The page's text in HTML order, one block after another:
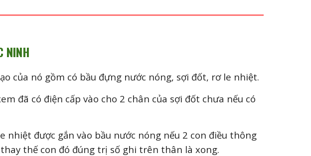
NINH
của nó gồm có bầu đựng nước nóng, sợi đốt, rơ le nhiệt.
đã có điện cấp vào cho 2 chân của sợi đốt chưa nếu có
nhiệt được gắn vào bầu nước nóng nếu 2 con điều thông
thế con đó đúng trị số ghi trên thân là xong.